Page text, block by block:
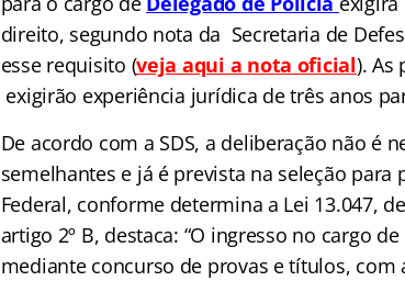
direito, segundo nota da Secretaria de
esse requisito (veja aqui a nota oficial). As
exigirão experiência jurídica de três anos
De acordo com a SDS, a deliberação não é
semelhantes e já é prevista na seleção
Federal, conforme determina a Lei 13.047,
artigo 2º B, destaca: “O ingresso no cargo
mediante concurso de provas e títulos,